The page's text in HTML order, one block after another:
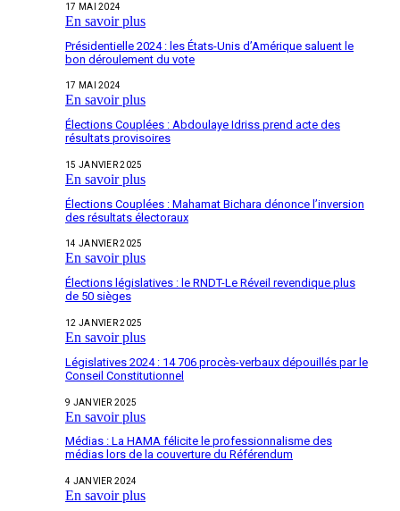
17 MAI 2024
En savoir plus
Présidentielle 2024 : les États-Unis d’Amérique saluent le
bon déroulement du vote
17 MAI 2024
En savoir plus
Élections Couplées : Abdoulaye Idriss prend acte des
résultats provisoires
15 JANVIER 2025
En savoir plus
Élections Couplées : Mahamat Bichara dénonce l’inversion
des résultats électoraux
14 JANVIER 2025
En savoir plus
Élections législatives : le RNDT-Le Réveil revendique plus
de 50 sièges
12 JANVIER 2025
En savoir plus
Législatives 2024 : 14 706 procès-verbaux dépouillés par le
Conseil Constitutionnel
9 JANVIER 2025
En savoir plus
Médias : La HAMA félicite le professionnalisme des
médias lors de la couverture du Référendum
4 JANVIER 2024
En savoir plus